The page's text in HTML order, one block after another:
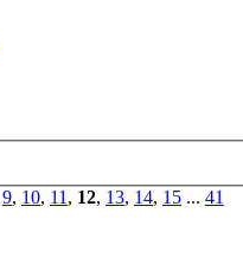
9, 10, 11, 12, 13, 14, 15 ... 41